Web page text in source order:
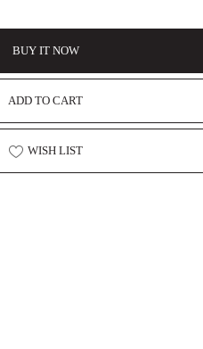
BUY IT NOW
ADD TO CART
WISH LIST